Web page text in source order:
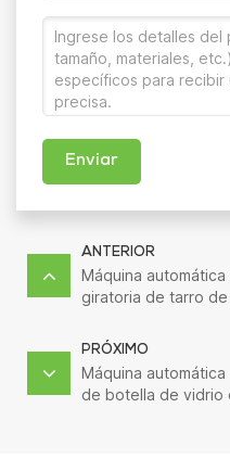
Enviar
ANTERIOR
Máquina
giratoria de tarro
PRÓXIMO
Máquina
de botella de vidrio